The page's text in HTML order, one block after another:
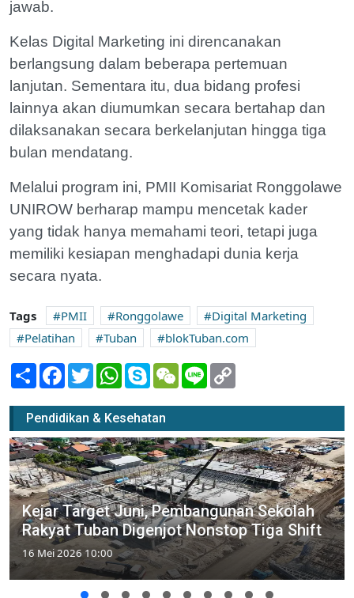
jawab.
Kelas Digital Marketing ini direncanakan
berlangsung dalam beberapa pertemuan
lanjutan. Sementara itu, dua bidang profesi
lainnya akan diumumkan secara bertahap dan
dilaksanakan secara berkelanjutan hingga tiga
bulan mendatang.
Melalui program ini, PMII Komisariat Ronggolawe
UNIROW berharap mampu mencetak kader
yang tidak hanya memahami teori, tetapi juga
memiliki kesiapan menghadapi dunia kerja
secara nyata.
Tags PMII Ronggolawe
Digital Marketing
Pelatihan
Tuban
blokTuban.com
Share Facebook
TwitterWhatsApp
SkypeWeChatLine
Pendidikan & Kesehatan
Kejar Target Juni, Pembangunan Sekolah
Rakyat Tuban Digenjot Nonstop Tiga Shift
16 Mei 2026 10:00